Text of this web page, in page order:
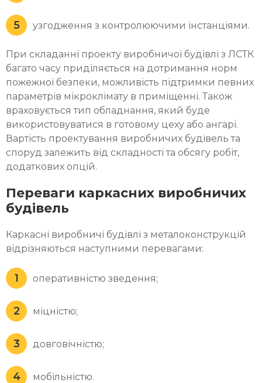
узгодження з контролюючими інстанціями.
При складанні проекту виробничої будівлі з ЛСТК
багато часу приділяється на дотримання норм
пожежної безпеки, можливість підтримки певних
параметрів мікроклімату в приміщенні. Також
враховується тип обладнання, який буде
використовуватися в готовому цеху або ангарі.
Вартість проектування виробничих будівель та
споруд залежить від складності та обсягу робіт,
додаткових опцій.
Переваги каркасних виробничих
будівель
Каркасні виробничі будівлі з металоконструкцій
відрізняються наступними перевагами:
оперативністю зведення;
міцністю;
довговічністю;
мобільністю.